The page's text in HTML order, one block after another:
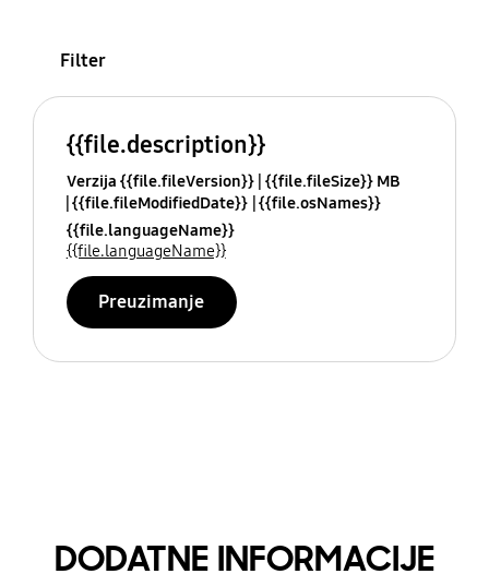
Filter
{{file.description}}
Verzija {{file.fileVersion}} {{file.fileSize}} MB
{{file.fileModifiedDate}} {{file.osNames}}
{{file.languageName}}
{{file.languageName}}
Preuzimanje
DODATNE INFORMACIJE